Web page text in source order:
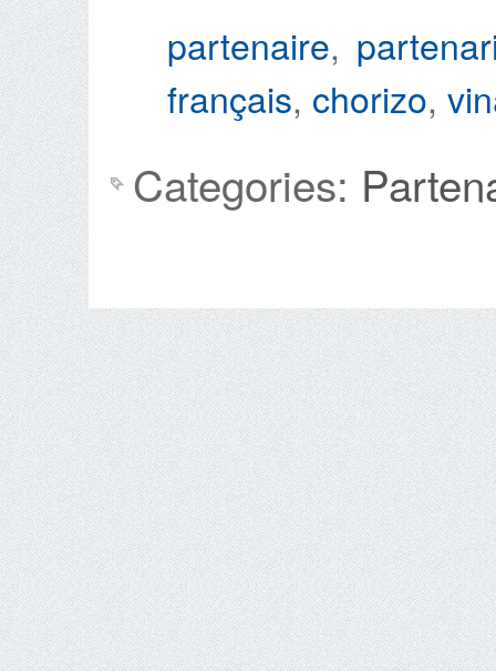
partenaire,
français, chorizo,
Categories: